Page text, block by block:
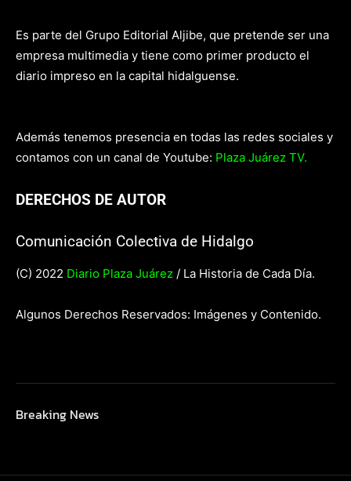
Es parte del Grupo Editorial Aljibe, que pretende ser una
empresa multimedia y tiene como primer producto el
diario impreso en la capital hidalguense.
Además tenemos presencia en todas las redes sociales y
contamos con un canal de Youtube: Plaza Juárez TV.
DERECHOS DE AUTOR
Comunicación Colectiva de Hidalgo
(C) 2022 Diario Plaza Juárez / La Historia de Cada Día.
Algunos Derechos Reservados: Imágenes y Contenido.
Breaking News